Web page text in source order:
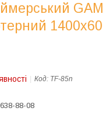
Код: TF-85n
88-08